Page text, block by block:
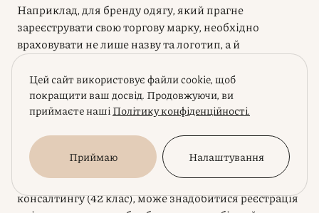
Наприклад, для бренду одягу, який прагне
зареєструвати свою торгову марку, необхідно
враховувати не лише назву та логотип, а й
потенційні розширення асортименту. Зазвичай, одяг
відноситься до 25 класу МКТП. Однак, якщо ви
плануєте продавати аксесуари, взуття, або надавати
послуги роздрібної торгівлі (35 клас), кожен
логотипу та бренду одягу в Україні. Аналогічно, для
IT-продуктів чи послуг, таких як розробка
програмного забезпечення (9 клас) або надання IT-
консалтингу (42 клас), може знадобитися реєстрація
Цей сайт використовує файли cookie, щоб
покращити ваш досвід. Продовжуючи, ви
приймаєте нашіПолітику конфіденційності.
Приймаю Налаштування